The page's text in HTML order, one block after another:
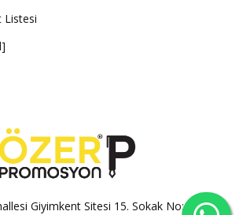
Listesi
Giyimkent Sitesi 15. Sokak No:100A-